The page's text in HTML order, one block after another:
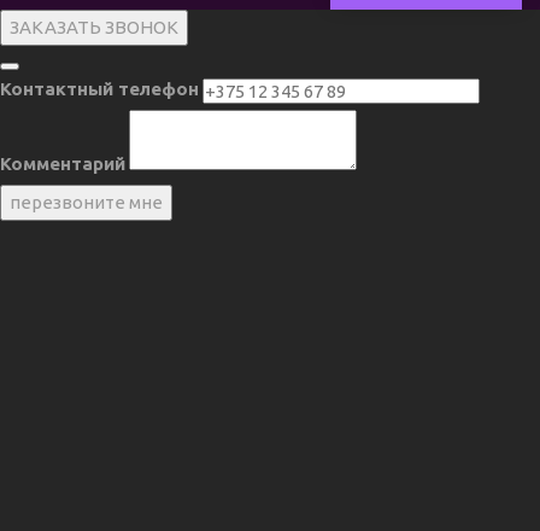
ЗАКАЗАТЬ ЗВОНОК
Контактный телефон
Комментарий
перезвоните мне